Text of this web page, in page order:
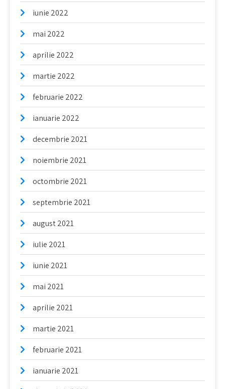
iunie 2022
mai 2022
aprilie 2022
martie 2022
februarie 2022
ianuarie 2022
decembrie 2021
noiembrie 2021
octombrie 2021
septembrie 2021
august 2021
iulie 2021
iunie 2021
mai 2021
aprilie 2021
martie 2021
februarie 2021
ianuarie 2021